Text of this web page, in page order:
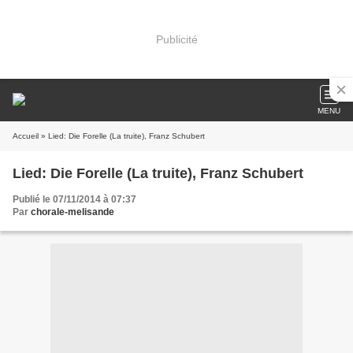
Publicité
MENU
Accueil » Lied: Die Forelle (La truite), Franz Schubert
Lied: Die Forelle (La truite), Franz Schubert
Publié le 07/11/2014 à 07:37
Par chorale-melisande